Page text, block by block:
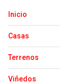
Inicio
Casas
Terrenos
Viñedos